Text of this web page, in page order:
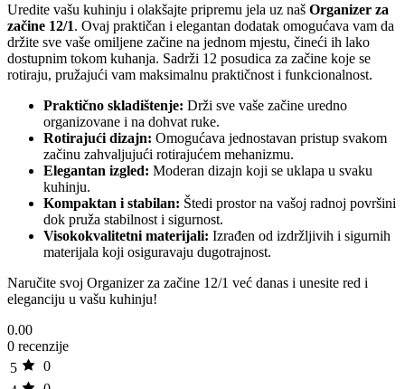
Uredite vašu kuhinju i olakšajte pripremu jela uz naš Organizer za
začine 12/1. Ovaj praktičan i elegantan dodatak omogućava vam da
držite sve vaše omiljene začine na jednom mjestu, čineći ih lako
dostupnim tokom kuhanja. Sadrži 12 posudica za začine koje se
rotiraju, pružajući vam maksimalnu praktičnost i funkcionalnost.
Praktično skladištenje: Drži sve vaše začine uredno
organizovane i na dohvat ruke.
Rotirajući dizajn: Omogućava jednostavan pristup svakom
začinu zahvaljujući rotirajućem mehanizmu.
Elegantan izgled: Moderan dizajn koji se uklapa u svaku
kuhinju.
Kompaktan i stabilan: Štedi prostor na vašoj radnoj površini
dok pruža stabilnost i sigurnost.
Visokokvalitetni materijali: Izrađen od izdržljivih i sigurnih
materijala koji osiguravaju dugotrajnost.
Naručite svoj Organizer za začine 12/1 već danas i unesite red i
eleganciju u vašu kuhinju!
0.00
0 recenzije
5
0